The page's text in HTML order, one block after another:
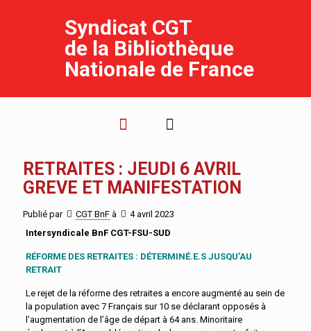
Syndicat CGT
de la Bibliothèque
Nationale de France
RETRAITES : JEUDI 6 AVRIL
GREVE ET MANIFESTATION
Publié par CGT BnF à
4 avril 2023
Intersyndicale BnF CGT-FSU-SUD
RÉFORME DES RETRAITES : DÉTERMINÉ.E.S JUSQU’AU
RETRAIT
Le rejet de la réforme des retraites a encore augmenté au sein de
la population avec 7 Français sur 10 se déclarant opposés à
l’augmentation de l’âge de départ à 64 ans. Minoritaire